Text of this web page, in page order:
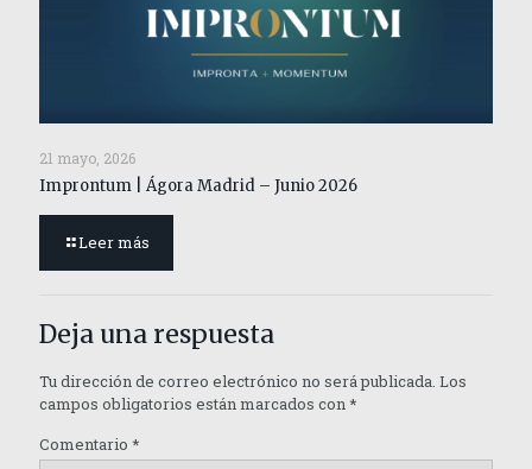
21 mayo, 2026
Improntum | Ágora Madrid – Junio 2026
Leer más
Deja una respuesta
Tu dirección de correo electrónico no será publicada. Los
campos obligatorios están marcados con*
Comentario *